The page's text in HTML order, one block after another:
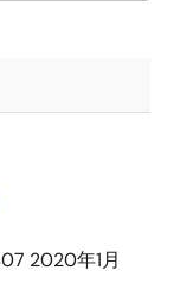
2020年1月